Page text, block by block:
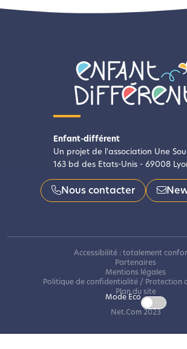
Enfant-différent
Un projet de l'association Une
163 bd des Etats-Unis - 69008
Nous contacter
Accessibilité : totalement
Partenaires
Mentions légales
Politique de confidentialité / Protection
Plan du site
Mode Eco
Net.Com 2023